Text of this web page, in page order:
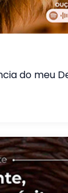
do meu